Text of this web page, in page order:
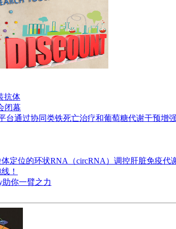
抗体
闭幕
台通过协同类铁死亡治疗和葡萄糖代谢干预增
定位的环状RNA（circRNA）调控肝脏免疫代
！
你一臂之力